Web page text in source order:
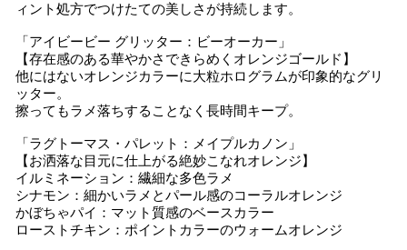
ィント処方でつけたての美しさが持続します。
「アイビービー グリッター：ビーオーカー」
【存在感のある華やかさできらめくオレンジゴールド】
他にはないオレンジカラーに大粒ホログラムが印象的なグリ
ッター。
擦ってもラメ落ちすることなく長時間キープ。
「ラグトーマス・パレット：メイプルカノン」
【お洒落な目元に仕上がる絶妙こなれオレンジ】
イルミネーション：繊細な多色ラメ
シナモン：細かいラメとパール感のコーラルオレンジ
かぼちゃパイ：マット質感のベースカラー
ローストチキン：ポイントカラーのウォームオレンジ